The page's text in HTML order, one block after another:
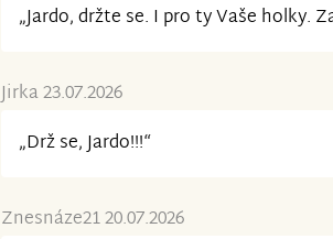
„Jardo, držte se. I pro ty Vaše holky.
Jirka 23.07.2026
„Drž se, Jardo!!!“
Znesnáze21 20.07.2026